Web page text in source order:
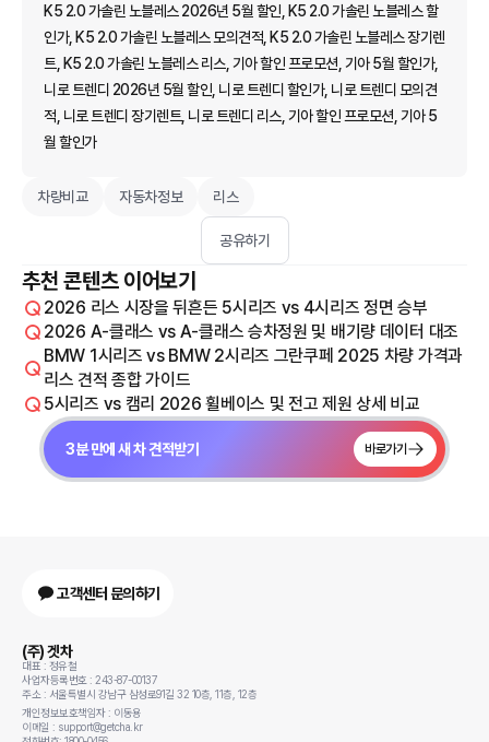
K5 2.0 가솔린 노블레스 2026년 5월 할인, K5 2.0 가솔린 노블레스 할
인가, K5 2.0 가솔린 노블레스 모의견적, K5 2.0 가솔린 노블레스 장기렌
트, K5 2.0 가솔린 노블레스 리스, 기아 할인 프로모션, 기아 5월 할인가,
니로 트렌디 2026년 5월 할인, 니로 트렌디 할인가, 니로 트렌디 모의견
적, 니로 트렌디 장기렌트, 니로 트렌디 리스, 기아 할인 프로모션, 기아 5
월 할인가
차량비교 자동차정보 리스
공유하기
추천 콘텐츠 이어보기
2026 리스 시장을 뒤흔든 5시리즈 vs 4시리즈 정면 승부
2026 A-클래스 vs A-클래스 승차정원 및 배기량 데이터 대조
BMW 1시리즈 vs BMW 2시리즈 그란쿠페 2025 차량 가격과
리스 견적 종합 가이드
5시리즈 vs 캠리 2026 휠베이스 및 전고 제원 상세 비교
3분 만에 새 차 견적받기 바로가기
고객센터 문의하기
(주) 겟차
대표 : 정유철
사업자등록번호 : 243-87-00137
주소 : 서울특별시 강남구 삼성로91길 32 10층, 11층, 12층
개인정보보호책임자 : 이동용
이메일 : support@getcha.kr